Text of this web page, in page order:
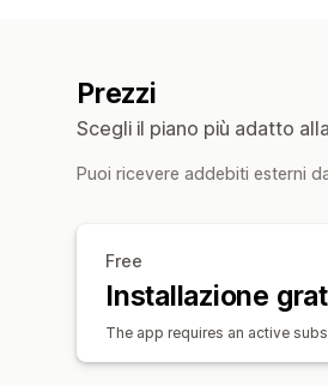
Prezzi
Scegli il piano più adatto
Puoi ricevere addebiti esterni
Free
Installazione
The app requires an active